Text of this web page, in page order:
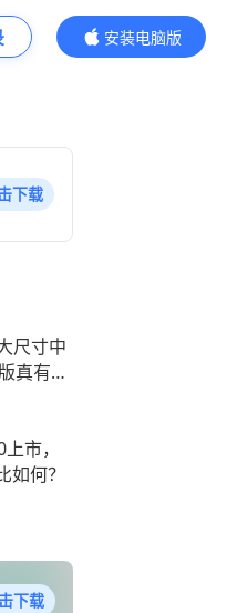
安装电脑版
内容更精彩
下载
尺寸中
真有趣
市，
如何？
下载